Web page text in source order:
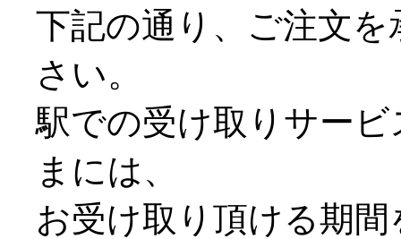
下記の通り、ご注文
さい。
駅での受け取りサー
まには、
お受け取り頂ける期